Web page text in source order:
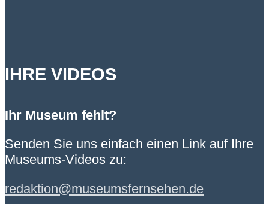
IHRE VIDEOS
Ihr Museum fehlt?
Senden Sie uns einfach einen Link auf Ihre
Museums-Videos zu:
redaktion@museumsfernsehen.de